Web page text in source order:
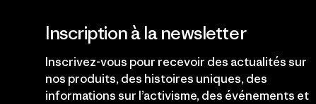
Inscription à la newsletter
Inscrivez-vous pour recevoir des actualités sur
nos produits, des histoires uniques, des
informations sur l’activisme, des événements et